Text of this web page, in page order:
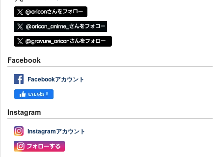
Facebook
Facebookアカウント
Instagram
Instagramアカウント